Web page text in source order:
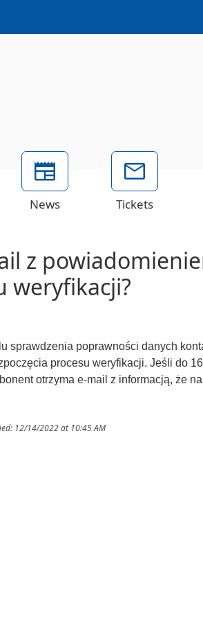
News Tickets
z
weryfikacji?
sprawdzenia poprawności danych
procesu weryfikacji. Jeśli do
otrzyma e-mail z informacją, że
12/14/2022 at 10:45 AM